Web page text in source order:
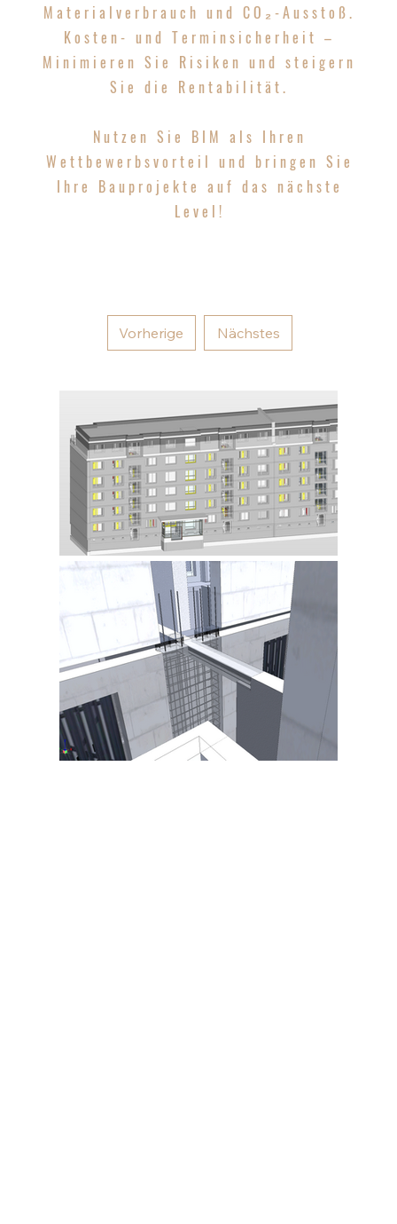
Materialverbrauch und CO₂-Ausstoß.
Kosten- und Terminsicherheit –
Minimieren Sie Risiken und steigern
Sie die Rentabilität.
Nutzen Sie BIM als Ihren
Wettbewerbsvorteil und bringen Sie
Ihre Bauprojekte auf das nächste
Level!
Vorherige Nächstes